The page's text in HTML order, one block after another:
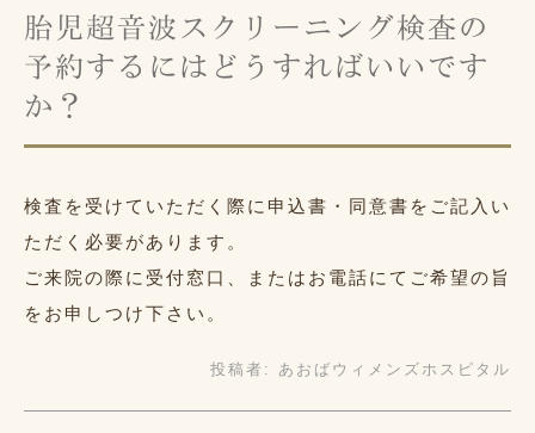
胎児超音波スクリーニング検査の
予約するにはどうすればいいです
か？
検査を受けていただく際に申込書・同意書をご記入い
ただく必要があります。
ご来院の際に受付窓口、またはお電話にてご希望の旨
をお申しつけ下さい。
投稿者: あおばウィメンズホスピタル